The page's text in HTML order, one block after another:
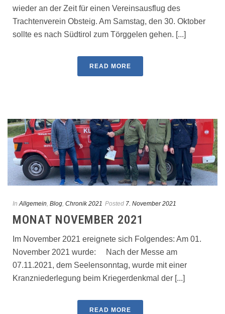
wieder an der Zeit für einen Vereinsausflug des
Trachtenverein Obsteig. Am Samstag, den 30. Oktober
sollte es nach Südtirol zum Törggelen gehen. [...]
READ MORE
In Allgemein Blog Chronik 2021 Posted 7. November 2021
MONAT NOVEMBER 2021
Im November 2021 ereignete sich Folgendes: Am 01.
November 2021 wurde: Nach der Messe am
07.11.2021, dem Seelensonntag, wurde mit einer
Kranzniederlegung beim Kriegerdenkmal der [...]
READ MORE